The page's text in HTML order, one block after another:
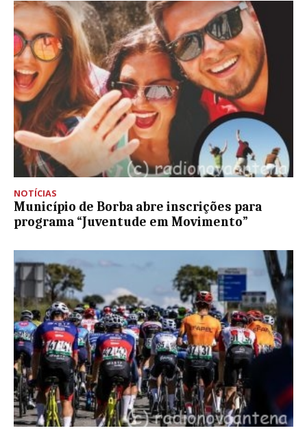
NOTÍCIAS
Município de Borba abre inscrições para
programa “Juventude em Movimento”